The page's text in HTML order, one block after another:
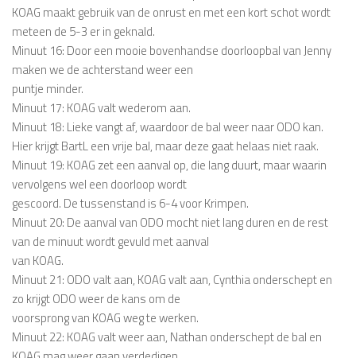
KOAG maakt gebruik van de onrust en met een kort schot wordt
meteen de 5-3 er in geknald.
Minuut 16: Door een mooie bovenhandse doorloopbal van Jenny
maken we de achterstand weer een
puntje minder.
Minuut 17: KOAG valt wederom aan.
Minuut 18: Lieke vangt af, waardoor de bal weer naar ODO kan.
Hier krijgt BartL een vrije bal, maar deze gaat helaas niet raak.
Minuut 19: KOAG zet een aanval op, die lang duurt, maar waarin
vervolgens wel een doorloop wordt
gescoord. De tussenstand is 6-4 voor Krimpen.
Minuut 20: De aanval van ODO mocht niet lang duren en de rest
van de minuut wordt gevuld met aanval
van KOAG.
Minuut 21: ODO valt aan, KOAG valt aan, Cynthia onderschept en
zo krijgt ODO weer de kans om de
voorsprong van KOAG weg te werken.
Minuut 22: KOAG valt weer aan, Nathan onderschept de bal en